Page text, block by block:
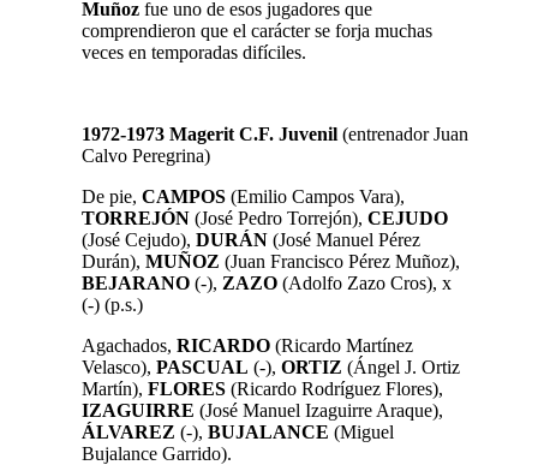
Muñoz fue uno de esos jugadores que
comprendieron que el carácter se forja muchas
veces en temporadas difíciles.
1972-1973 Magerit C.F. Juvenil (entrenador Juan
Calvo Peregrina)
De pie, CAMPOS (Emilio Campos Vara),
TORREJÓN (José Pedro Torrejón), CEJUDO
(José Cejudo), DURÁN (José Manuel Pérez
Durán), MUÑOZ (Juan Francisco Pérez Muñoz),
BEJARANO (-), ZAZO (Adolfo Zazo Cros), x
(-) (p.s.)
Agachados, RICARDO (Ricardo Martínez
Velasco), PASCUAL (-), ORTIZ (Ángel J. Ortiz
Martín), FLORES (Ricardo Rodríguez Flores),
IZAGUIRRE (José Manuel Izaguirre Araque),
ÁLVAREZ (-), BUJALANCE (Miguel
Bujalance Garrido).